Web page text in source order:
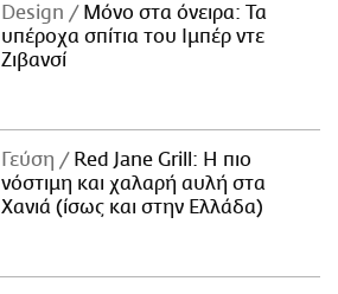
Design
Μόνο στα όνειρα: Τα
υπέροχα σπίτια του Ιμπέρ ντε
Ζιβανσί
Γεύση
Red Jane Grill: Η πιο
νόστιμη και χαλαρή αυλή στα
Χανιά (ίσως και στην Ελλάδα)